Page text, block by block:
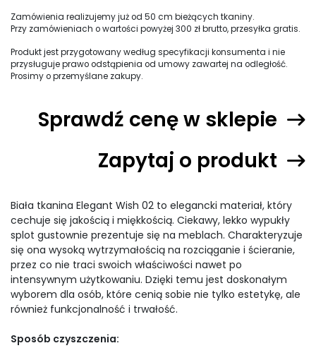
Zamówienia realizujemy już od 50 cm bieżących tkaniny.
Przy zamówieniach o wartości powyżej 300 zł brutto, przesyłka gratis.
Produkt jest przygotowany według specyfikacji konsumenta i nie
przysługuje prawo odstąpienia od umowy zawartej na odległość.
Prosimy o przemyślane zakupy.
Sprawdź cenę w sklepie
Zapytaj o produkt
Biała tkanina Elegant Wish 02 to elegancki materiał, który
cechuje się jakością i miękkością. Ciekawy, lekko wypukły
splot gustownie prezentuje się na meblach. Charakteryzuje
się ona wysoką wytrzymałością na rozciąganie i ścieranie,
przez co nie traci swoich właściwości nawet po
intensywnym użytkowaniu. Dzięki temu jest doskonałym
wyborem dla osób, które cenią sobie nie tylko estetykę, ale
również funkcjonalność i trwałość.
Sposób czyszczenia: